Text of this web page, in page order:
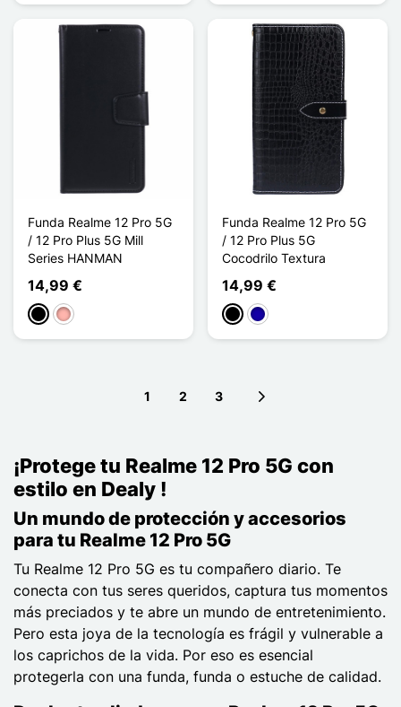
Funda Realme 12 Pro 5G
/ 12 Pro Plus 5G Mill
Series HANMAN
14,99 €
NegroOro rosa
Funda Realme 12 Pro 5G
/ 12 Pro Plus 5G
Cocodrilo Textura
14,99 €
NegroAzul oscuro
1 2 3
¡Protege tu Realme 12 Pro 5G con
estilo en Dealy !
Un mundo de protección y accesorios
para tu Realme 12 Pro 5G
Tu Realme 12 Pro 5G es tu compañero diario. Te
conecta con tus seres queridos, captura tus momentos
más preciados y te abre un mundo de entretenimiento.
Pero esta joya de la tecnología es frágil y vulnerable a
los caprichos de la vida. Por eso es esencial
protegerla con una funda, funda o estuche de calidad.